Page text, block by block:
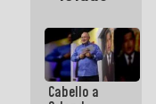
Cabello a